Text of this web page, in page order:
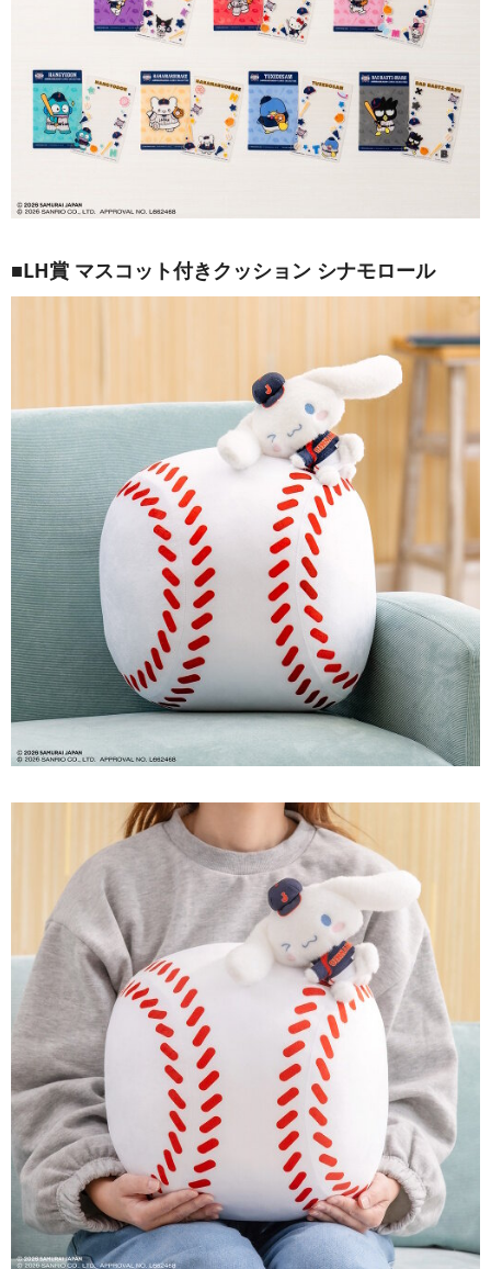
■LH賞 マスコット付きクッション シナモロール